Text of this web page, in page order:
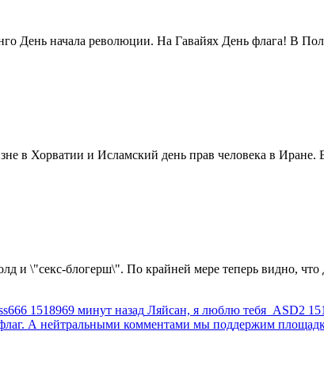
День начала революции. На Гавайях День флага! В
в Хорватии и Исламский день прав человека в
и \"секс-блогерш\". По крайней мере теперь видно,
1518969 минут назад Ляйсан, я люблю тебя ASD2
флаг. А нейтральными комментами мы поддержим